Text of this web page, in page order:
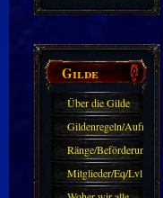
kennen sollte?!
Gilde
Über die Gilde
(DAW)
Gildenregeln/Aufnahme
Ränge/Beförderungen
Mitglieder/Eq/Lvl